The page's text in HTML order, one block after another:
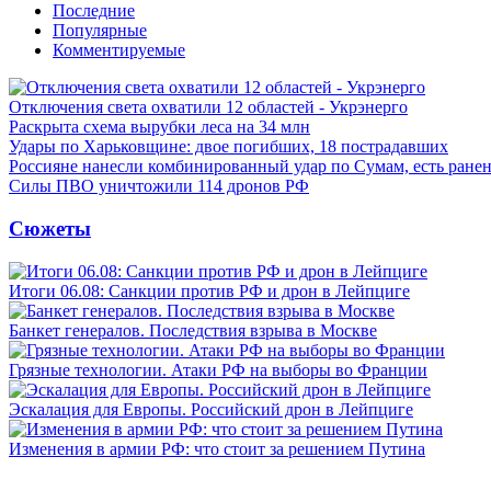
Последние
Популярные
Комментируемые
Отключения света охватили 12 областей - Укрэнерго
Раскрыта схема вырубки леса на 34 млн
Удары по Харьковщине: двое погибших, 18 пострадавших
Россияне нанесли комбинированный удар по Сумам, есть
Силы ПВО уничтожили 114 дронов РФ
Сюжеты
Итоги 06.08: Санкции против РФ и дрон в Лейпциге
Банкет генералов. Последствия взрыва в Москве
Грязные технологии. Атаки РФ на выборы во Франции
Эскалация для Европы. Российский дрон в Лейпциге
Изменения в армии РФ: что стоит за решением Путина